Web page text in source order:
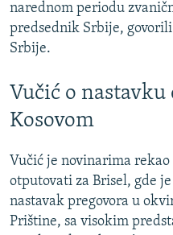
narednom periodu
predsednik Srbije,
Srbije.
Vučić o nastavku
Kosovom
Vučić je novinarima
otputovati za Brisel, gde
nastavak pregovora u
Prištine, sa visokim